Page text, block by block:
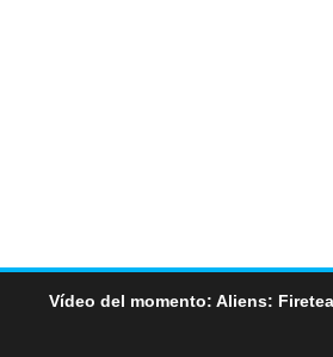
Vídeo del momento: Aliens: